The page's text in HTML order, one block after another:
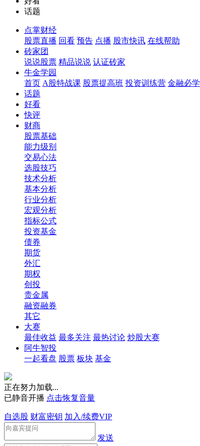
话题
点掌财经
股票直播 回看 预告 点播 股市快讯 在线帮助
砖家团
说说股票 精品说说 认证砖家
牛金学园
首页 A股特战课 股票提高班 投资训练营 金融必学
话题
好看
快评
财商
股票基础
能力级别
交易心法
选股技巧
技术分析
基本分析
行业分析
宏观分析
指标公式
投资基金
债券
期货
外汇
期权
创投
贵金属
融资融券
其它
大赛
最佳收益 最多关注 最热讨论 炒股大赛
阿牛智投
一起看盘 股票 板块 基金
正在努力加载...
已静音开播 点击恢复音量
自选股 财富密钥 加入/续费VIP
发送